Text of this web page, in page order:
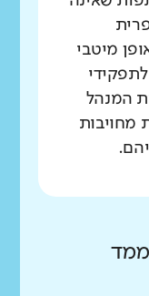
מיטבי
המנהל
מחויבות